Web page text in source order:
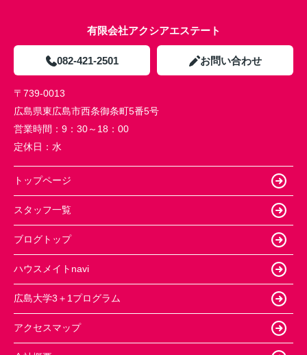
有限会社アクシアエステート
082-421-2501 お問い合わせ
〒739-0013
広島県東広島市西条御条町5番5号
営業時間： 9：30～18：00
定休日： 水
トップページ
スタッフ一覧
ブログトップ
ハウスメイトnavi
広島大学3＋1プログラム
アクセスマップ